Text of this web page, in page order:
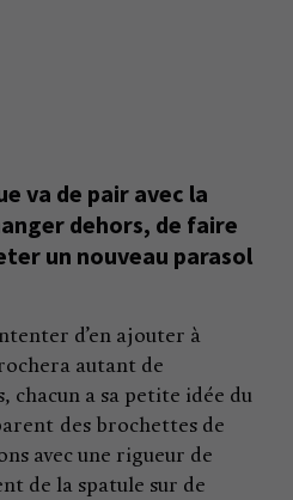
va de pair avec la
dehors, de faire
un nouveau parasol
d’en ajouter à
autant de
chacun a sa petite idée du
des brochettes de
avec une rigueur de
de la spatule sur de